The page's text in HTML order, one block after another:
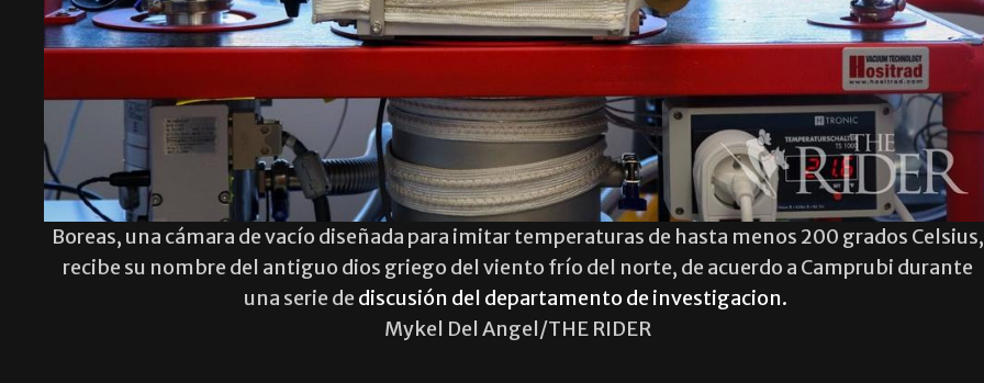
Boreas, una cámara de vacío diseñada para imitar temperaturas de hasta menos 200 grados Celsius,
recibe su nombre del antiguo dios griego del viento frío del norte, de acuerdo a Camprubi durante
una serie de discusión del departamento de investigacion.
Mykel Del Angel/THE RIDER